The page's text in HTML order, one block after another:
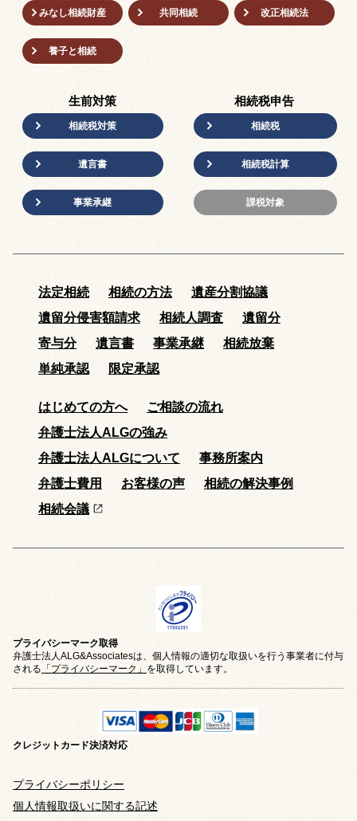
みなし相続財産 共同相続 改正相続法
養子と相続
生前対策
相続税対策
遺言書
事業承継
相続税申告
相続税
相続税計算
課税対象
法定相続 相続の方法
遺産分割協議
遺留分侵害額請求
相続人調査
遺留分
寄与分
遺言書 事業承継
相続放棄
単純承認
限定承認
はじめての方へ
ご相談の流れ
弁護士法人ALGの強み
弁護士法人ALGについて
事務所案内
弁護士費用
お客様の声
相続の解決事例
相続会議
プライバシーマーク取得
弁護士法人ALG&Associatesは、個人情報の適切な取扱いを行う事業者に付与
される 「プライバシーマーク」 を取得しています。
クレジットカード決済対応
プライバシーポリシー
個人情報取扱いに関する記述